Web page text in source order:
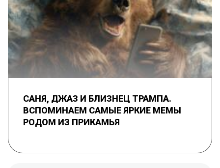
САНЯ, ДЖАЗ И БЛИЗНЕЦ ТРАМПА.
ВСПОМИНАЕМ САМЫЕ ЯРКИЕ МЕМЫ
РОДОМ ИЗ ПРИКАМЬЯ